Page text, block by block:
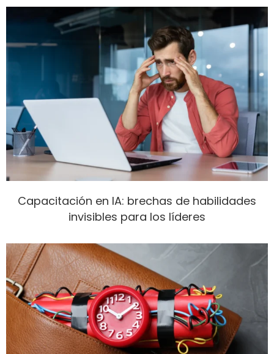
Capacitación en IA: brechas de habilidades
invisibles para los líderes